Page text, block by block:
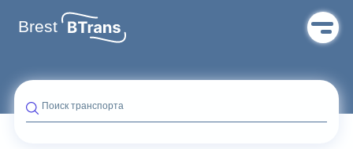
Brest
Поиск транспорта